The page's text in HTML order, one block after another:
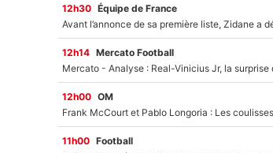
12h30 Équipe de France
12h14 Mercato Football
12h00 OM
11h00 Football